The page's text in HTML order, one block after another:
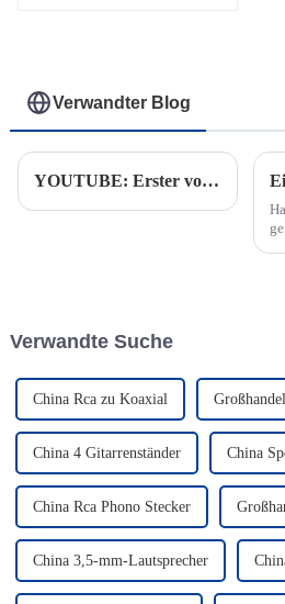
Verwandter Blog
YOUTUBE: Erster voller Container mit Audiokabel auf dem Weg von Thailand in die USA
Verwandte Suche
China Rca zu Koaxial
China 4 Gitarrenständer China
China Rca Phono Stecker
China 3,5-mm-Lautsprecher